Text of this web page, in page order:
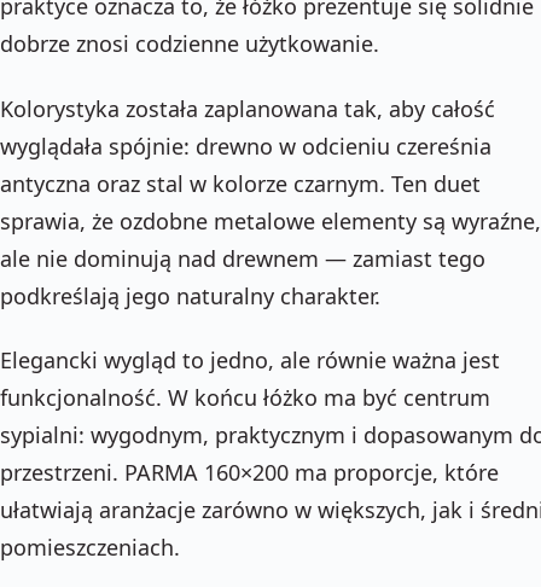
praktyce oznacza to, że łóżko prezentuje się solidnie
dobrze znosi codzienne użytkowanie.
Kolorystyka została zaplanowana tak, aby całość
wyglądała spójnie: drewno w odcieniu czereśnia
antyczna oraz stal w kolorze czarnym. Ten duet
sprawia, że ozdobne metalowe elementy są wyraźne,
ale nie dominują nad drewnem — zamiast tego
podkreślają jego naturalny charakter.
Elegancki wygląd to jedno, ale równie ważna jest
funkcjonalność. W końcu łóżko ma być centrum
sypialni: wygodnym, praktycznym i dopasowanym
przestrzeni. PARMA 160×200 ma proporcje, które
ułatwiają aranżacje zarówno w większych, jak i
pomieszczeniach.